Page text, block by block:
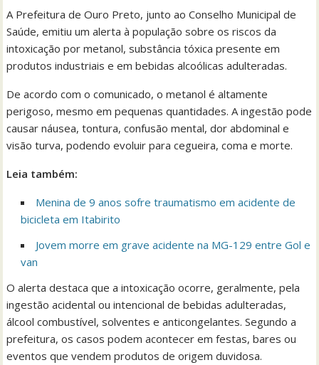
A Prefeitura de Ouro Preto, junto ao Conselho Municipal de
Saúde, emitiu um alerta à população sobre os riscos da
intoxicação por metanol, substância tóxica presente em
produtos industriais e em bebidas alcoólicas adulteradas.
De acordo com o comunicado, o metanol é altamente
perigoso, mesmo em pequenas quantidades. A ingestão pode
causar náusea, tontura, confusão mental, dor abdominal e
visão turva, podendo evoluir para cegueira, coma e morte.
Leia também:
Menina de 9 anos sofre traumatismo em acidente de
bicicleta em Itabirito
Jovem morre em grave acidente na MG-129 entre Gol e
van
O alerta destaca que a intoxicação ocorre, geralmente, pela
ingestão acidental ou intencional de bebidas adulteradas,
álcool combustível, solventes e anticongelantes. Segundo a
prefeitura, os casos podem acontecer em festas, bares ou
eventos que vendem produtos de origem duvidosa.